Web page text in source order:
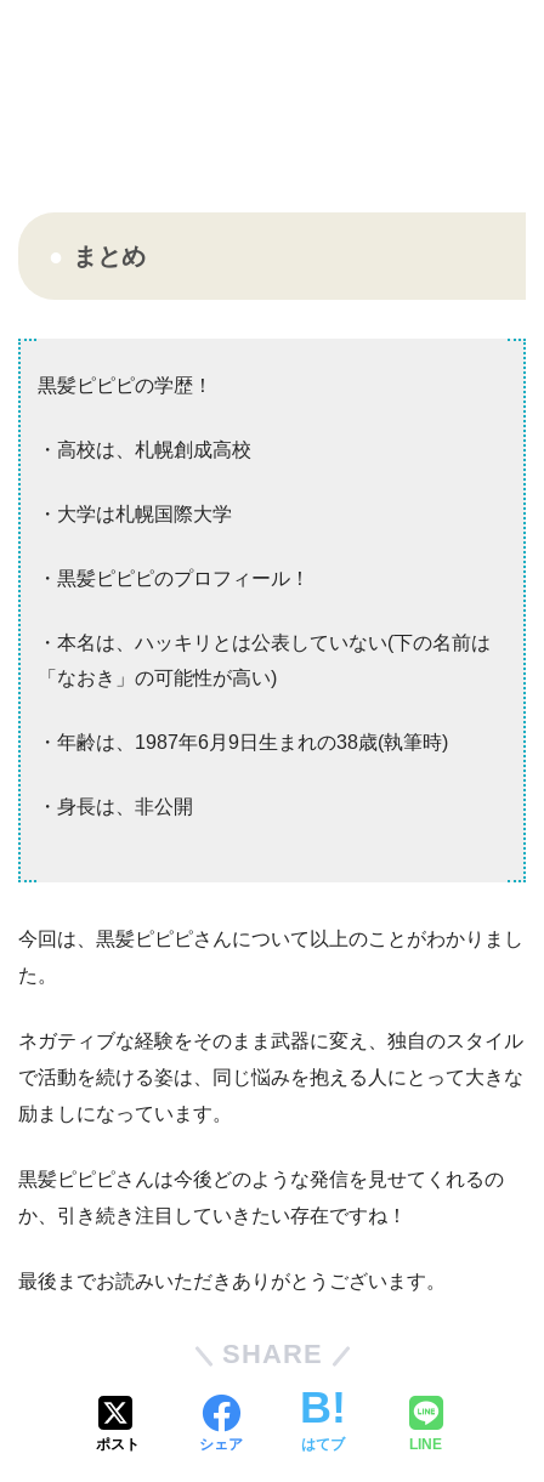
まとめ
黒髪ピピピの学歴！
・高校は、札幌創成高校
・大学は札幌国際大学
・黒髪ピピピのプロフィール！
・本名は、ハッキリとは公表していない(下の名前は
「なおき」の可能性が高い)
・年齢は、1987年6月9日生まれの38歳(執筆時)
・身長は、非公開
今回は、黒髪ピピピさんについて以上のことがわかりまし
た。
ネガティブな経験をそのまま武器に変え、独自のスタイル
で活動を続ける姿は、同じ悩みを抱える人にとって大きな
励ましになっています。
黒髪ピピピさんは今後どのような発信を見せてくれるの
か、引き続き注目していきたい存在ですね！
最後までお読みいただきありがとうございます。
SHARE
ポスト シェア はてブ LINE